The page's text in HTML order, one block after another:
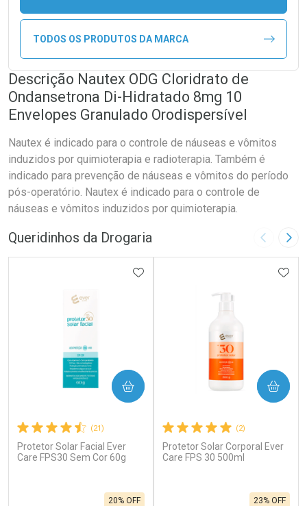
TODOS OS PRODUTOS DA MARCA
Descrição Nautex ODG Cloridrato de
Ondansetrona Di-Hidratado 8mg 10
Envelopes Granulado Orodispersível
Nautex é indicado para o controle de náuseas e vômitos
induzidos por quimioterapia e radioterapia. Também é
indicado para prevenção de náuseas e vômitos do período
pós-operatório. Nautex é indicado para o controle de
náuseas e vômitos induzidos por quimioterapia.
Queridinhos da Drogaria Imagem
(21)
Protetor Solar Facial Ever
Care FPS30 Sem Cor 60g
20% OFF
ADICIONAR AOS FAVORITOS
COMPRAR
(2)
Protetor Solar Corporal Ever
Care FPS 30 500ml
23% OFF
COMPRAR